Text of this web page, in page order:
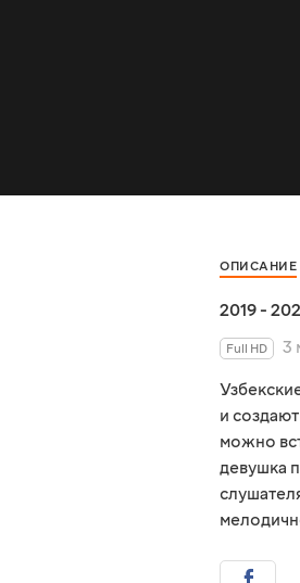
ОПИСАНИЕ
2019 -
Full HD
3
и
можно
девушка